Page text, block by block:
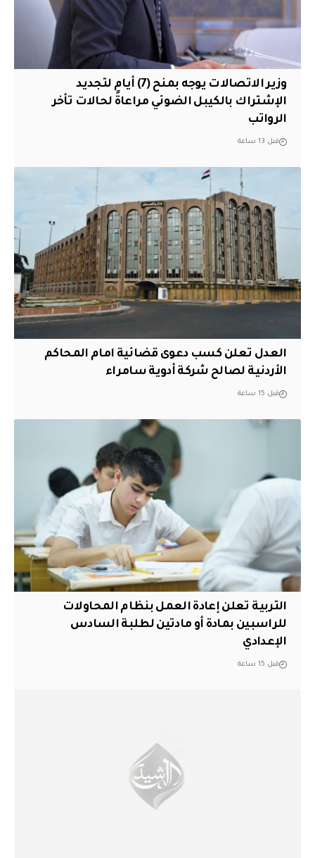
وزير الاتصالات يوجه بمنح (7) أيام لتجديد
الإشتراك بالكيبل الضوئي مراعاةً لحالات تأخر
الرواتب
قبل 13 ساعة
العدل تعلن كسب دعوى قضائية امام المحاكم
الأردنية لصالح شركة أدوية سامراء
قبل 15 ساعة
التربية تعلن إعادة العمل بنظام المحاولات
للراسبين بمادة أو مادتين لطلبة السادس
الإعدادي
قبل 15 ساعة